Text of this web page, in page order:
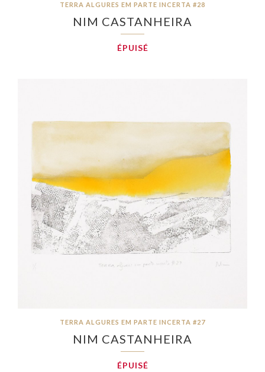
TERRA ALGURES EM PARTE INCERTA #28
NIM CASTANHEIRA
ÉPUISÉ
TERRA ALGURES EM PARTE INCERTA #27
NIM CASTANHEIRA
ÉPUISÉ